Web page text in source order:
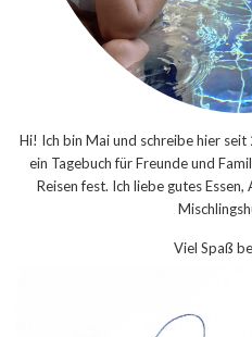
Hi! Ich bin Mai und schreibe hier
ein Tagebuch für Freunde und
Reisen fest. Ich liebe gutes
Viel Spaß